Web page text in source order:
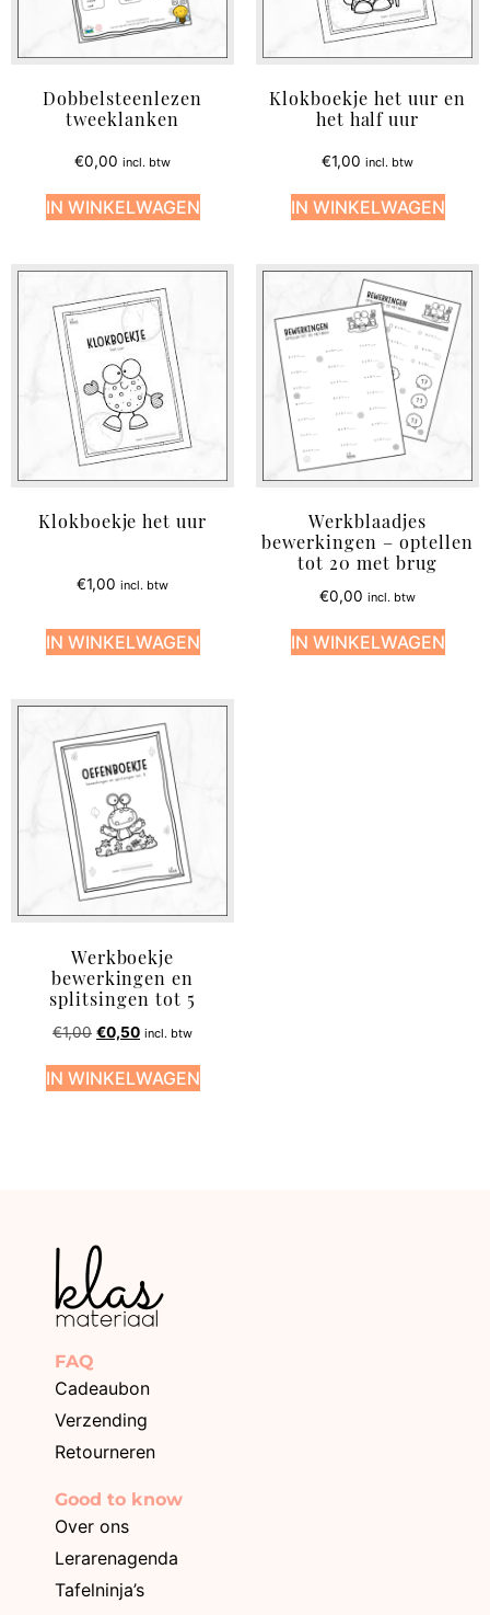
Dobbelsteenlezen
tweeklanken
€0,00 incl. btw
IN WINKELWAGEN
Klokboekje het uur en
het half uur
€1,00 incl. btw
IN WINKELWAGEN
Klokboekje het uur
€1,00 incl. btw
IN WINKELWAGEN
Werkblaadjes
bewerkingen – optellen
tot 20 met brug
€0,00 incl. btw
IN WINKELWAGEN
Werkboekje
bewerkingen en
splitsingen tot 5
€1,00 €0,50 incl. btw
IN WINKELWAGEN
FAQ
Cadeaubon
Verzending
Retourneren
Good to know
Over ons
Lerarenagenda
Tafelninja’s